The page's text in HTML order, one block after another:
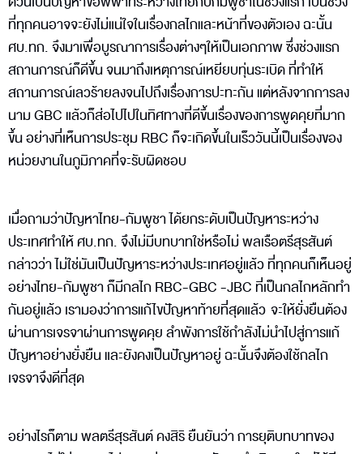
ที่ทุกคนอาจจะยังไม่แน่ใจในเรื่องกลไกและหน้าที่ของตัวเอง ฉะนั้น
ศบ.ทก. จึงมาเพื่อบูรณาการเรื่องต่างๆให้เป็นเอกภาพ ซึ่งช่วงแรก
สถานการณ์ก็ดีขึ้น จนมาถึงเหตุการณ์เหยียบทุ่นระเบิด ที่ทำให้
สถานการณ์เลวร้ายลงจนไปถึงเรื่องการปะทะกัน แต่หลังจากการลง
นาม GBC แล้วก็ส่อไปไปในทิศทางที่ดีขึ้นเรื่องของการพูดคุยที่มาก
ขึ้น อย่างที่เห็นการประชุม RBC ก็จะเกิดขึ้นในเร็ววันนี้เป็นเรื่องของ
หน่วยงานในภูมิภาคที่จะรับผิดชอบ
เมื่อถามว่าปัญหาไทย-กัมพูชา ได้ยกระดับเป็นปัญหาระหว่าง
ประเทศทำให้ ศบ.ทก. จึงไม่มีบทบาทใช่หรือไม่ พลเรือตรีสุรสันต์
กล่าวว่า ไม่ใช่มันเป็นปัญหาระหว่างประเทศอยู่แล้ว ที่ทุกคนก็เห็นอยู่
อย่างไทย-กัมพูชา ก็มีกลไก RBC-GBC -JBC ที่เป็นกลไกหลักทำ
กันอยู่แล้ว เรามองว่าการแก้ไขปัญหาท้ายที่สุดแล้ว จะให้ยั่งยืนต้อง
ผ่านการเจรจาผ่านการพูดคุย ลำพังการใช้กำลังไม่นำไปสู่การแก้
ปัญหาอย่างยั่งยืน และยังคงเป็นปัญหาอยู่ ฉะนั้นจึงต้องใช้กลไก
เจรจาจึงดีที่สุด
อย่างไรก็ตาม พลตรีสุรสันต์ คงสิริ ยืนยันว่า การยุติบทบาทของ